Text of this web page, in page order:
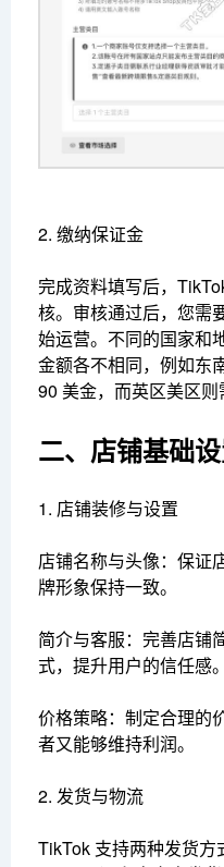
2. 缴纳保证金
完成资料填写后，
核。审核通过后，您需
始运营。不同的国家和
金额各不相同，例如东
90 美金，而英区美区则
二、店铺基础
1. 店铺装修与设置
店铺名称与头像：保证
牌形象保持一致。
简介与客服：完善店铺
式，提升用户的信任感。
价格策略：制定合理的
者又能够维持利润。
2. 发货与物流
TikTok 支持两种发货